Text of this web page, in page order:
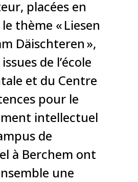
placées en
thème « Liesen
Däischteren »,
de l’école
et du Centre
pour le
intellectuel
de
à Berchem ont
une